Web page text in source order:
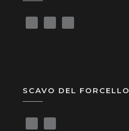
SCAVO DEL FORCELLO